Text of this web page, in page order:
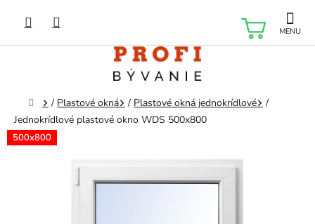
obsah
Domov
/ Plastové okná / Plastové okná jednokrídlové
/
Jednokrídlové plastové okno WDS 500x800
500x800